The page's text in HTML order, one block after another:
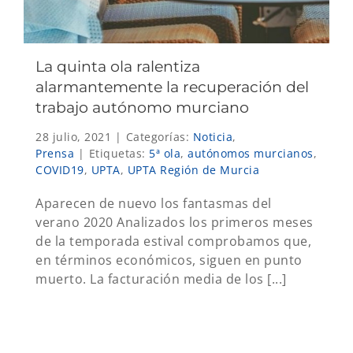
La quinta ola ralentiza
alarmantemente la recuperación del
trabajo autónomo murciano
28 julio, 2021 | Categorías: Noticia,
Prensa | Etiquetas: 5ª ola, autónomos murcianos,
COVID19, UPTA, UPTA Región de Murcia
Aparecen de nuevo los fantasmas del
verano 2020 Analizados los primeros meses
de la temporada estival comprobamos que,
en términos económicos, siguen en punto
muerto. La facturación media de los [...]